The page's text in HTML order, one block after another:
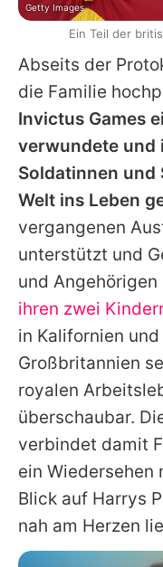
Abseits der
die Familie
Invictus Games
verwundete und
Soldatinnen und
Welt ins Leben
vergangenen
unterstützt und
und
ihren zwei
in Kalifornien
Großbritannien
royalen
überschaubar.
verbindet damit
ein Wiedersehen
Blick auf Harrys
nah am Herzen
Getty Images
Ein Teil der